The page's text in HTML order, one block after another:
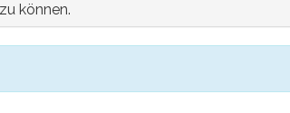
können.